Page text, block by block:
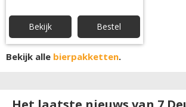
Bekijk Bestel
Bekijk alle bierpakketten.